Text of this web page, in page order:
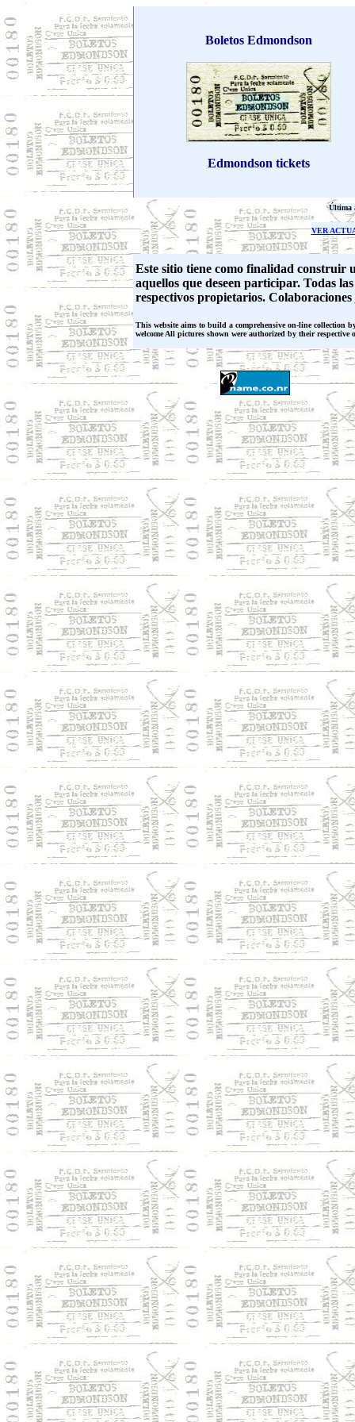
Boletos Edmondson
Edmondson tickets
Última
VER
Este sitio tiene como finalidad construir
aquellos que deseen participar. Todas
respectivos propietarios. Colaboraciones
This website aims to build a comprehensive on-line collection
welcome All pictures shown were authorized by their